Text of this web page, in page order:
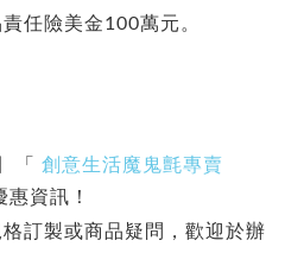
任險美金100萬元。
「
創意生活魔鬼氈專賣
資訊！
訂製或商品疑問，歡迎於辦